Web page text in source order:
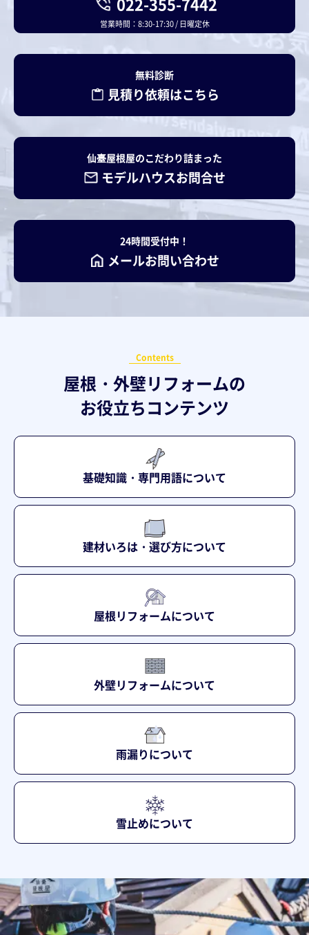
営業時間：8:30-17:30 / 日曜定休
無料診断
見積り依頼はこちら
仙臺屋根屋のこだわり詰まった
モデルハウスお問合せ
24時間受付中！
メールお問い合わせ
Contents
屋根・外壁リフォームの
お役立ちコンテンツ
基礎知識・専門用語について
建材いろは・選び方について
屋根リフォームについて
外壁リフォームについて
雨漏りについて
雪止めについて